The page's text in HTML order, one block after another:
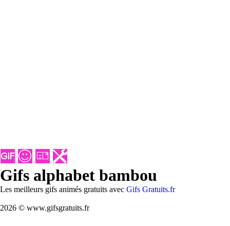
Gifs alphabet bambou
Les meilleurs gifs animés gratuits avec Gifs Gratuits.fr
2026 © www.gifsgratuits.fr